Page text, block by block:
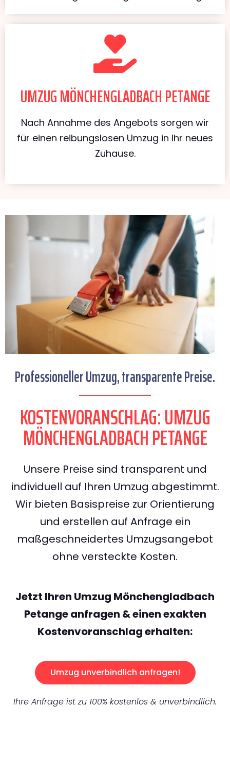
UMZUG MÖNCHENGLADBACH PETANGE
Nach Annahme des Angebots sorgen wir
für einen reibungslosen Umzug in Ihr neues
Zuhause.
Professioneller Umzug, transparente Preise.
KOSTENVORANSCHLAG: UMZUG
MÖNCHENGLADBACH PETANGE
Unsere Preise sind transparent und
individuell auf Ihren Umzug abgestimmt.
Wir bieten Basispreise zur Orientierung
und erstellen auf Anfrage ein
maßgeschneidertes Umzugsangebot
ohne versteckte Kosten.
Jetzt Ihren Umzug Mönchengladbach
Petange anfragen & einen exakten
Kostenvoranschlag erhalten:
Umzug unverbindlich anfragen!
Ihre Anfrage ist zu 100% kostenlos & unverbindlich.